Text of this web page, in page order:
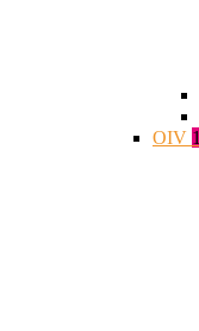
OIV 1